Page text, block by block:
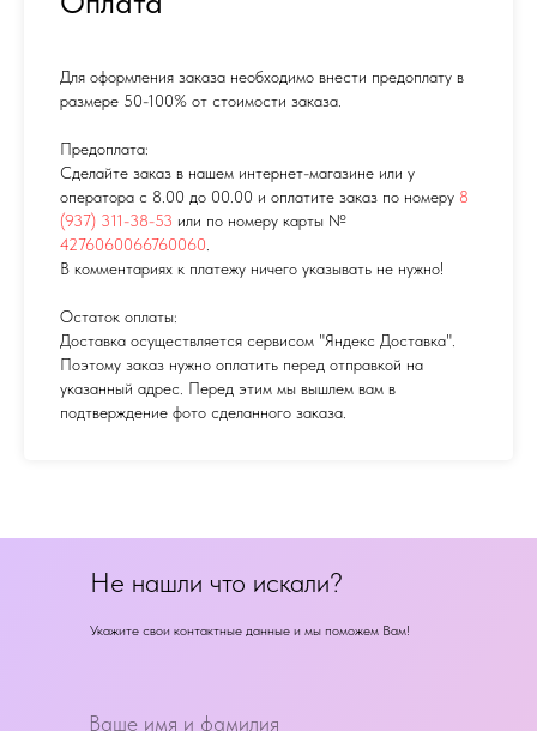
Для оформления заказа необходимо внести предоплату в
размере 50-100% от стоимости заказа.
Предоплата:
Сделайте заказ в нашем интернет-магазине или у
оператора с 8.00 до 00.00 и оплатите заказ по номеру 8
(937) 311-38-53 или по номеру карты №
4276060066760060
В комментариях к платежу ничего указывать не нужно!
Остаток оплаты:
Доставка осуществляется сервисом "Яндекс Доставка".
Поэтому заказ нужно оплатить перед отправкой на
указанный адрес. Перед этим мы вышлем вам в
подтверждение фото сделанного заказа.
Не нашли что искали?
Укажите свои контактные данные и мы поможем Вам!